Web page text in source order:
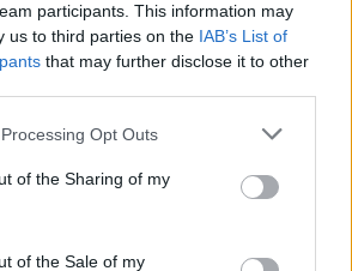
participants. This information may
us to third parties on the IAB’s List of
that may further disclose it to other
website/app uses one or more Google
or usage behaviour. You may click to
to Google and its third-party tags to
specified purposes in below Google
Opt Outs
of the Sharing of my
of the Sale of my